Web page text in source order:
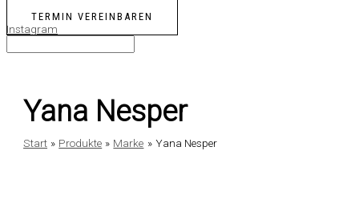
TERMIN VEREINBAREN
Instagram
Yana Nesper
Start Produkte Marke Yana Nesper